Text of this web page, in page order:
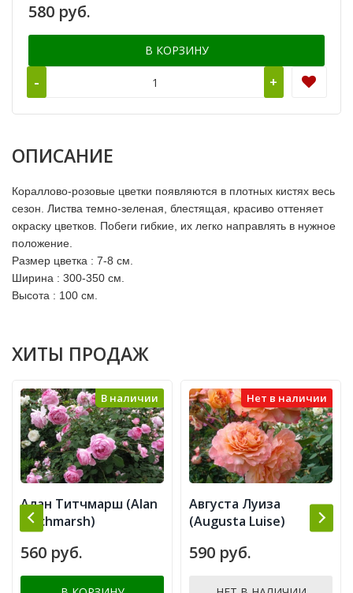
580 руб.
В КОРЗИНУ
- +
ОПИСАНИЕ
Кораллово-розовые цветки появляются в плотных кистях весь
сезон. Листва темно-зеленая, блестящая, красиво оттеняет
окраску цветков. Побеги гибкие, их легко направлять в нужное
положение.
Размер цветка : 7-8 см.
Ширина : 300-350 см.
Высота : 100 см.
ХИТЫ ПРОДАЖ
В наличии
Алан Титчмарш (Alan
Titchmarsh)
560 руб.
Нет в наличии
Августа Луиза
(Augusta Luise)
590 руб.